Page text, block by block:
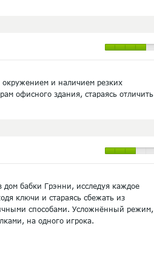
и наличием резких
офисного здания, стараясь отличить
дом бабки Грэнни, исследуя каждое
ключи и стараясь сбежать из
способами. Усложнённый режим,
на одного игрока.